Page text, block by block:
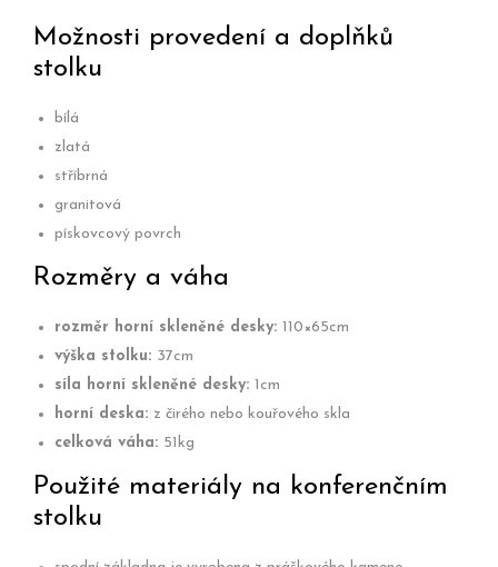
Možnosti provedení a doplňků
stolku
bílá
zlatá
stříbrná
granitová
pískovcový povrch
Rozměry a váha
rozměr horní skleněné desky: 110×65cm
výška stolku: 37cm
síla horní skleněné desky: 1cm
horní deska: z čirého nebo kouřového skla
celková váha: 51kg
Použité materiály na konferenčním
stolku